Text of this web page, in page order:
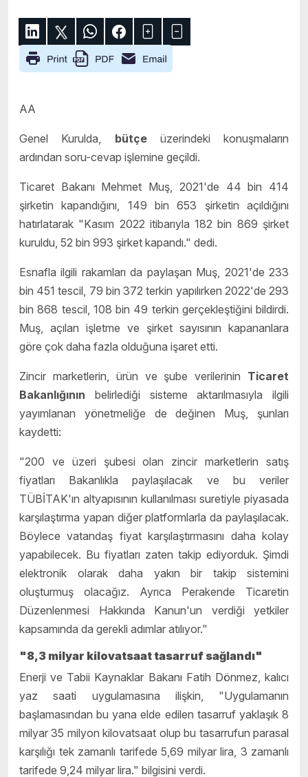
AA
Genel Kurulda, bütçeüzerindeki konuşmaların
ardından soru-cevap işlemine geçildi.
Ticaret Bakanı Mehmet Muş, 2021'de 44 bin 414
şirketin kapandığını, 149 bin 653 şirketin açıldığını
hatırlatarak "Kasım 2022 itibarıyla 182 bin 869 şirket
kuruldu, 52 bin 993 şirket kapandı." dedi.
Esnafla ilgili rakamları da paylaşan Muş, 2021'de 233
bin 451 tescil, 79 bin 372 terkin yapılırken 2022'de 293
bin 868 tescil, 108 bin 49 terkin gerçekleştiğini bildirdi.
Muş, açılan işletme ve şirket sayısının kapananlara
göre çok daha fazla olduğuna işaret etti.
Zincir marketlerin, ürün ve şube verilerinin Ticaret
Bakanlığının belirlediği sisteme aktarılmasıyla ilgili
yayımlanan yönetmeliğe de değinen Muş, şunları
kaydetti:
"200 ve üzeri şubesi olan zincir marketlerin satış
fiyatları Bakanlıkla paylaşılacak ve bu veriler
TÜBİTAK'ın altyapısının kullanılması suretiyle piyasada
karşılaştırma yapan diğer platformlarla da paylaşılacak.
Böylece vatandaş fiyat karşılaştırmasını daha kolay
yapabilecek. Bu fiyatları zaten takip ediyorduk. Şimdi
elektronik olarak daha yakın bir takip sistemini
oluşturmuş olacağız. Ayrıca Perakende Ticaretin
Düzenlenmesi Hakkında Kanun'un verdiği yetkiler
kapsamında da gerekli adımlar atılıyor."
"8,3 milyar kilovatsaat tasarruf sağlandı"
Enerji ve Tabii Kaynaklar Bakanı Fatih Dönmez, kalıcı
yaz saati uygulamasına ilişkin, "Uygulamanın
başlamasından bu yana elde edilen tasarruf yaklaşık 8
milyar 35 milyon kilovatsaat olup bu tasarrufun parasal
karşılığı tek zamanlı tarifede 5,69 milyar lira, 3 zamanlı
tarifede 9,24 milyar lira." bilgisini verdi.